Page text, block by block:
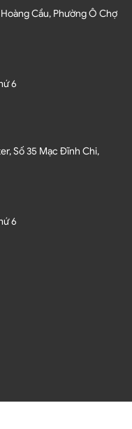
Cầu, Phường Ô Chợ
6
Số 35 Mạc Đĩnh Chi,
6